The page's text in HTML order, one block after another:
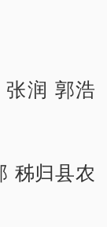
润 郭浩
秭归县农